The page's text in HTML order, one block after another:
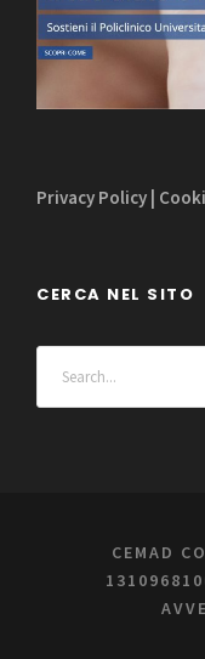
Privacy Policy
CERCA NEL SITO
CEMAD